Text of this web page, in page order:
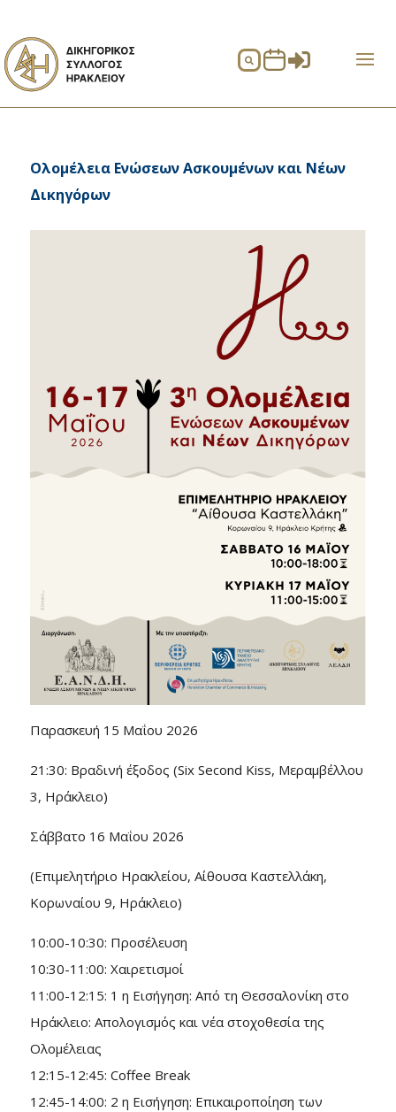
 
Ολομέλεια Ενώσεων Ασκουμένων και Νέων
Δικηγόρων
Παρασκευή 15 Μαΐου 2026
21:30: Βραδινή έξοδος (Six Second Kiss, Μεραμβέλλου
3, Ηράκλειο)
Σάββατο 16 Μαΐου 2026
(Επιμελητήριο Ηρακλείου, Αίθουσα Καστελλάκη,
Κορωναίου 9, Ηράκλειο)
10:00-10:30: Προσέλευση
10:30-11:00: Χαιρετισμοί
11:00-12:15: 1 η Εισήγηση: Από τη Θεσσαλονίκη στο
Ηράκλειο: Απολογισμός και νέα στοχοθεσία της
Ολομέλειας
12:15-12:45: Coffee Break
12:45-14:00: 2 η Εισήγηση: Επικαιροποίηση των